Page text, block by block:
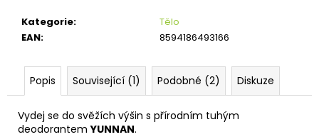
Kategorie:
Tělo
EAN: 8594186493166
Popis Související (1) Podobné (2) Diskuze
Vydej se do svěžích výšin s přírodním tuhým
deodorantemYUNNAN.